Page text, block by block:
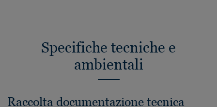
Specifiche tecniche e
ambientali
Raccolta documentazione tecnica